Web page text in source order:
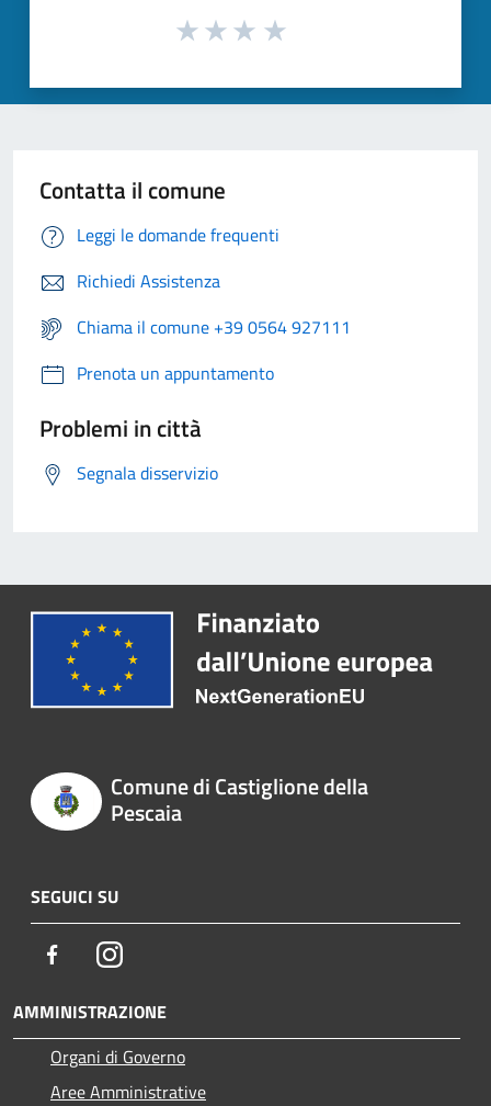
Contatta il comune
Leggi le domande frequenti
Richiedi Assistenza
Chiama il comune +39 0564 927111
Prenota un appuntamento
Problemi in città
Segnala disservizio
Comune di Castiglione della
Pescaia
SEGUICI SU
FacebookInstagram
AMMINISTRAZIONE
Organi di Governo
Aree Amministrative